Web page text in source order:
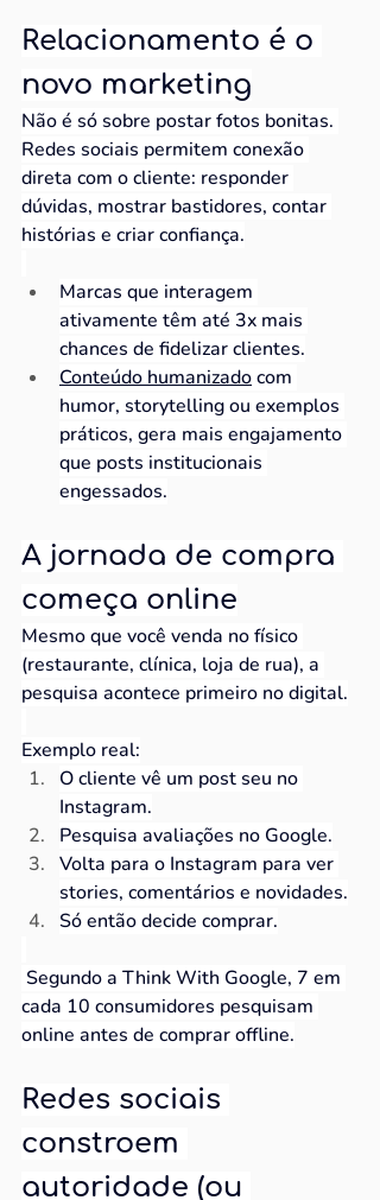
Relacionamento é o
novo marketing
Não é só sobre postar fotos bonitas.
Redes sociais permitem conexão
direta com o cliente: responder
dúvidas, mostrar bastidores, contar
histórias e criar confiança.
Marcas que interagem
ativamente têm até 3x mais
chances de fidelizar clientes.
Conteúdo humanizado com
humor, storytelling ou exemplos
práticos, gera mais engajamento
que posts institucionais
engessados.
A jornada de compra
começa online
Mesmo que você venda no físico
(restaurante, clínica, loja de rua), a
pesquisa acontece primeiro no digital.
Exemplo real:
O cliente vê um post seu no
Instagram.
Pesquisa avaliações no Google.
Volta para o Instagram para ver
stories, comentários e novidades.
Só então decide comprar.
cada 10 consumidores pesquisam
online antes de comprar offline.
Redes sociais
constroem
autoridade (ou